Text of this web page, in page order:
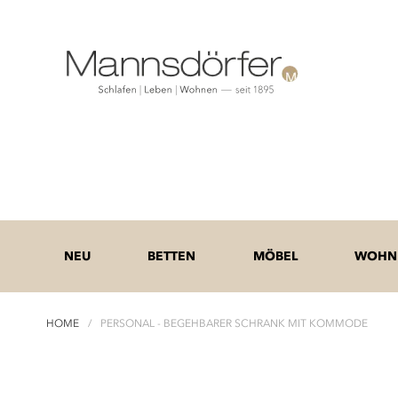
NEU BETTEN MÖBEL
HOME PERSONAL - BEGEHBARER SCHRANK MIT KOMMODE